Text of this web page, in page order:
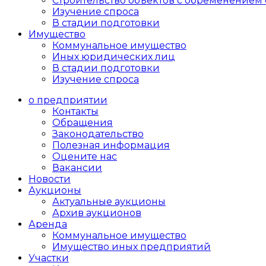
Изучение спроса
В стадии подготовки
Имущество
Коммунальное имущество
Иных юридических лиц
В стадии подготовки
Изучение спроса
о предприятии
Контакты
Обращения
Законодательство
Полезная информация
Оцените нас
Вакансии
Новости
Аукционы
Актуальные аукционы
Архив аукционов
Аренда
Коммунальное имущество
Имущество иных предприятий
Участки